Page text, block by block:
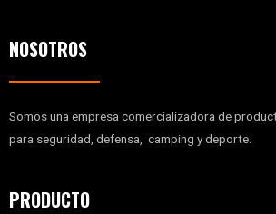
NOSOTROS
Somos una empresa comercializadora de
para seguridad, defensa, camping y deporte.
PRODUCTO